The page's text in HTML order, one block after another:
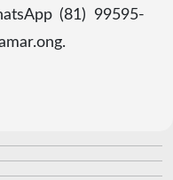
(81) 99595-